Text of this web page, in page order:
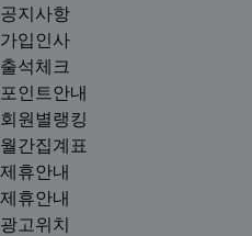
공지사항
가입인사
출석체크
포인트안내
회원별랭킹
월간집계표
제휴안내
제휴안내
광고위치